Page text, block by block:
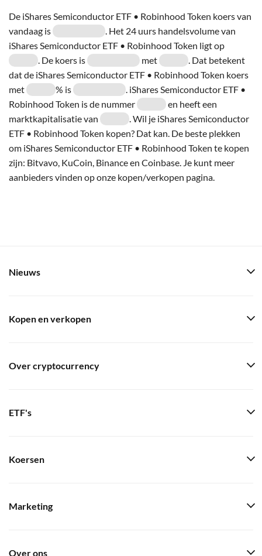
De iShares Semiconductor ETF • Robinhood Token koers van
vandaag is
. Het 24 uurs handelsvolume van
iShares Semiconductor ETF • Robinhood Token ligt op
. De koers is
met
. Dat betekent
dat de iShares Semiconductor ETF • Robinhood Token koers
met
% is
. iShares Semiconductor ETF •
Robinhood Token is de nummer
en heeft een
marktkapitalisatie van
. Wil je iShares Semiconductor
ETF • Robinhood Token kopen? Dat kan. De beste plekken
om iShares Semiconductor ETF • Robinhood Token te kopen
zijn: Bitvavo, KuCoin, Binance en Coinbase. Je kunt meer
aanbieders vinden op onze kopen/verkopen pagina.
Nieuws
Kopen en verkopen
Over cryptocurrency
ETF's
Koersen
Marketing
Over ons